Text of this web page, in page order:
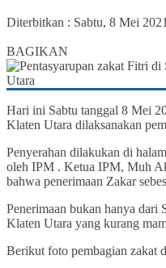
Diterbitkan : Sabtu, 8 Mei
BAGIKAN
Hari ini Sabtu tanggal 8 Mei
Klaten Utara dilaksanakan
Penyerahan dilakukan di
oleh IPM . Ketua IPM, Muh
bahwa penerimaan Zakar
Penerimaan bukan hanya
Klaten Utara yang kurang
Berikut foto pembagian